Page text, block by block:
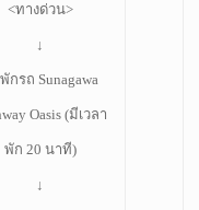
<ทางด่วน>
↓
กรถ Sunagawa
Oasis (มีเวลา
พัก 20 นาที)
↓